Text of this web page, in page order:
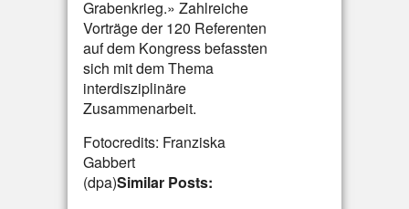
Grabenkrieg.» Zahlreiche
Vorträge der 120 Referenten
auf dem Kongress befassten
sich mit dem Thema
interdisziplinäre
Zusammenarbeit.
Fotocredits: Franziska
Gabbert
(dpa)Similar Posts: